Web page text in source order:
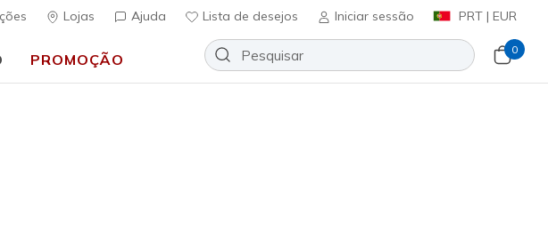
Lojas Ajuda Lista de desejos Iniciar sessão PRT | EUR
PROMOÇÃO
0